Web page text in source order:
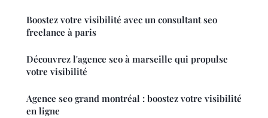
Boostez votre visibilité avec un consultant seo
freelance à paris
Découvrez l'agence seo à marseille qui propulse
votre visibilité
Agence seo grand montréal : boostez votre visibilité
en ligne